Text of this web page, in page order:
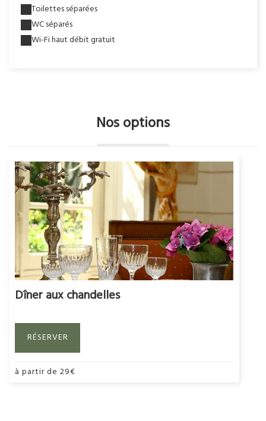
Toilettes séparées
WC séparés
Wi-Fi haut débit gratuit
Nos options
Dîner aux chandelles
RÉSERVER
à partir de 29€